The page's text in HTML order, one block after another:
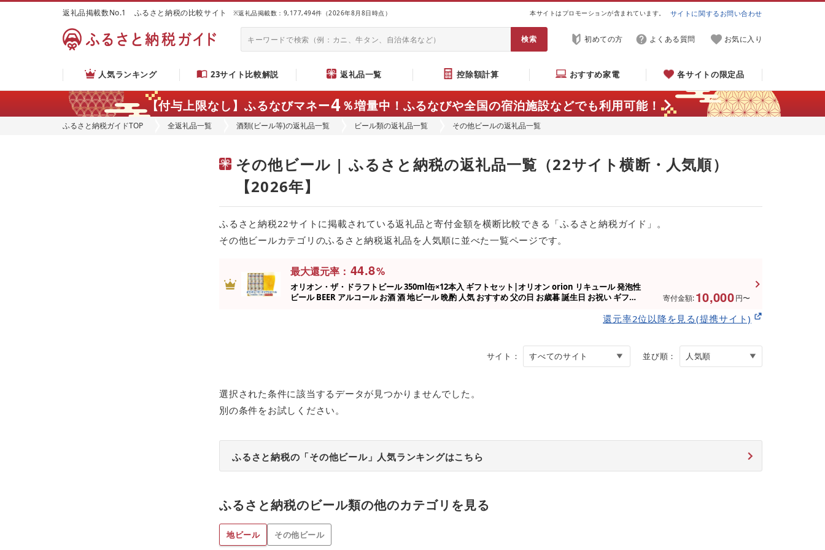
返礼品掲載数No.1 ふるさと納税の比較サイト ※返礼品掲載数：9,177,494件（2026年8月8日時点） 本サイトはプロモーションが含まれています。 サイトに関するお問い合わせ
初めての方 よくある質問 お気に入り
人気ランキング 23サイト比較解説 返礼品一覧 控除額計算 おすすめ家電 各サイトの限定品
【付与上限なし】ふるなびマネー4％増量中！ ふるなびや全国の宿泊施設などでも利用可能！
ふるさと納税ガイドTOP 全返礼品一覧 酒類(ビール等)の返礼品一覧 ビール類の返礼品一覧 その他ビールの返礼品一覧
その他ビール | ふるさと納税の返礼品一覧（22サイト横断・人気順）
【2026年】
ふるさと納税22サイトに掲載されている返礼品と寄付金額を横断比較できる「ふるさと納税ガイド」。
その他ビールカテゴリのふるさと納税返礼品を人気順に並べた一覧ページです。
最大還元率： 44.8%
寄付金額:10,000円〜
オリオン・ザ・ドラフトビール 350ml缶×12本入 ギフトセット|オリオン orion リキュール 発泡性
ビール BEER アルコール お酒 酒 地ビール 晩酌 人気 おすすめ 父の日 お歳暮 誕生日 お祝い ギフト
還元率2位以降を見る(提携サイト)
サイト： 並び順：
選択された条件に該当するデータが見つかりませんでした。
別の条件をお試しください。
ふるさと納税の「その他ビール」人気ランキングはこちら
ふるさと納税のビール類の他のカテゴリを見る
地ビール その他ビール